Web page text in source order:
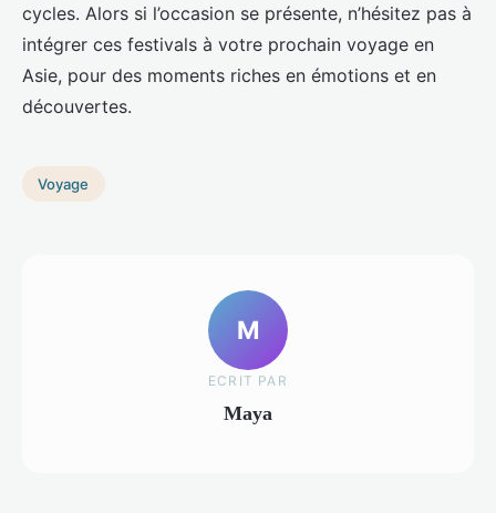
cycles. Alors si l’occasion se présente, n’hésitez pas à
intégrer ces festivals à votre prochain voyage en
Asie, pour des moments riches en émotions et en
découvertes.
Voyage
M
ECRIT PAR
Maya